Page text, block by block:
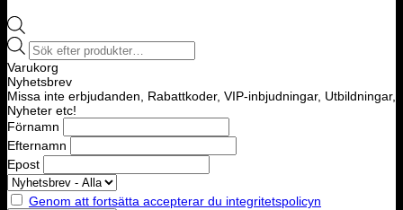
Products
search
Varukorg
Nyhetsbrev
Missa inte erbjudanden, Rabattkoder, VIP-inbjudningar, Utbildningar,
Nyheter etc!
Förnamn
Efternamn
Epost
Genom att fortsätta accepterar du integritetspolicyn